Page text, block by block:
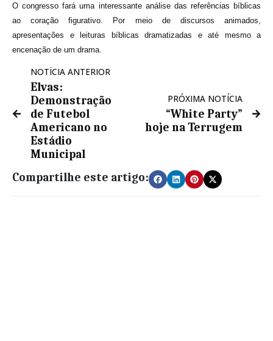
O congresso fará uma interessante análise das referências bíblicas
ao coração figurativo. Por meio de discursos animados,
apresentações e leituras bíblicas dramatizadas e até mesmo a
encenação de um drama.
NOTÍCIA ANTERIOR
Elvas:
Demonstração
de Futebol
Americano no
Estádio
Municipal
PRÓXIMA NOTÍCIA
“White Party”
hoje na Terrugem
Compartilhe este artigo: